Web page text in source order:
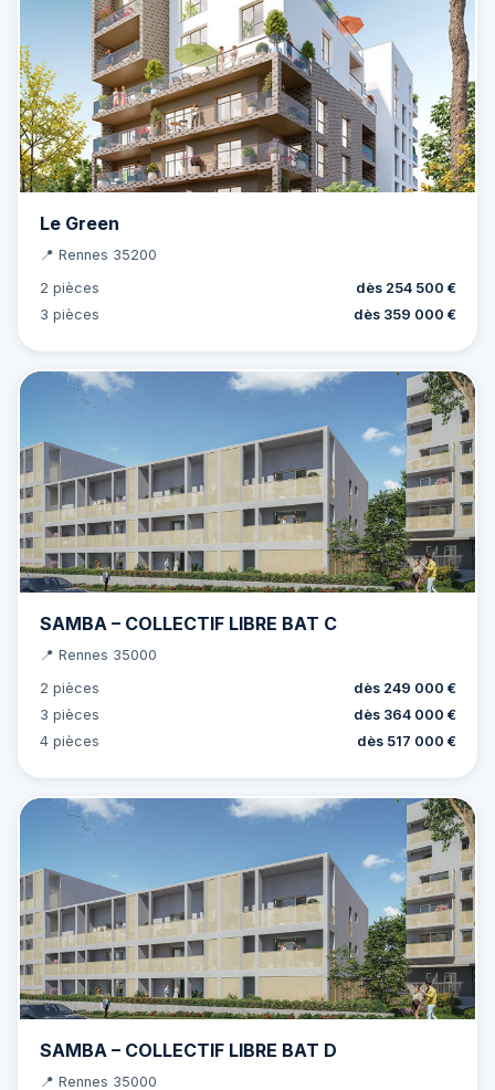
Le Green
📍 Rennes 35200
2 pièces
dès 254 500 €
3 pièces
dès 359 000 €
SAMBA – COLLECTIF LIBRE BAT C
📍 Rennes 35000
2 pièces
dès 249 000 €
3 pièces
dès 364 000 €
4 pièces
dès 517 000 €
SAMBA – COLLECTIF LIBRE BAT D
📍 Rennes 35000